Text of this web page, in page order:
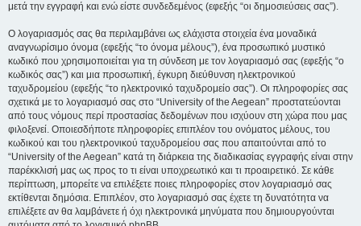
μετά την εγγραφή και ενώ είστε συνδεδεμένος (εφεξής “οι δημοσιεύσεις σας”).
Ο λογαριασμός σας θα περιλαμβάνει ως ελάχιστα στοιχεία ένα μοναδικά
αναγνωρίσιμο όνομα (εφεξής “το όνομα μέλους”), ένα προσωπικό μυστικό
κωδικό που χρησιμοποιείται για τη σύνδεση με τον λογαριασμό σας (εφεξής “ο
κωδικός σας”) και μια προσωπική, έγκυρη διεύθυνση ηλεκτρονικού
ταχυδρομείου (εφεξής “το ηλεκτρονικό ταχυδρομείο σας”). Οι πληροφορίες σας
σχετικά με το λογαριασμό σας στο “University of the Aegean” προστατεύονται
από τους νόμους περί προστασίας δεδομένων που ισχύουν στη χώρα που μας
φιλοξενεί. Οποιεσδήποτε πληροφορίες επιπλέον του ονόματος μέλους, του
κωδικού και του ηλεκτρονικού ταχυδρομείου σας που απαιτούνται από το
“University of the Aegean” κατά τη διάρκεια της διαδικασίας εγγραφής είναι στην
παρέκκλισή μας ως προς το τι είναι υποχρεωτικό και τι προαιρετικό. Σε κάθε
περίπτωση, μπορείτε να επιλέξετε ποιες πληροφορίες στον λογαριασμό σας
εκτίθενται δημόσια. Επιπλέον, στο λογαριασμό σας έχετε τη δυνατότητα να
επιλέξετε αν θα λαμβάνετε ή όχι ηλεκτρονικά μηνύματα που δημιουργούνται